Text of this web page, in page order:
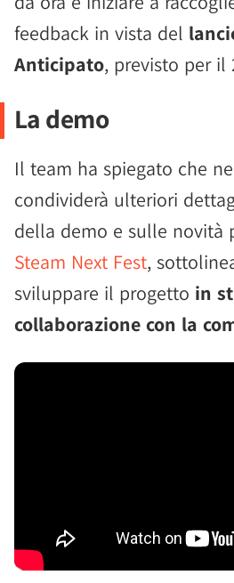
feedback in vista del
Anticipato, previsto per il
La demo
Il team ha spiegato che
condividerà ulteriori
della demo e sulle novità
Steam Next Fest,
sviluppare il progetto in
collaborazione con la